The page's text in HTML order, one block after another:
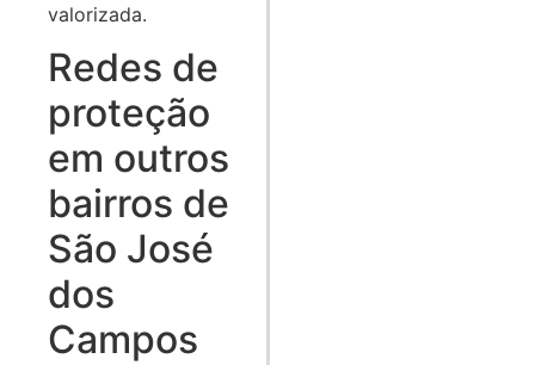
valorizada.
Redes de
proteção
em outros
bairros de
São José
dos
Campos